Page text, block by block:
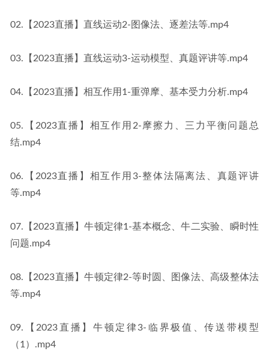
02.【2023直播】直线运动2-图像法、逐差法等.mp4
03.【2023直播】直线运动3-运动模型、真题评讲等.mp4
04.【2023直播】相互作用1-重弹摩、基本受力分析.mp4
05.【2023直播】相互作用2-摩擦力、三力平衡问题总
结.mp4
06.【2023直播】相互作用3-整体法隔离法、真题评讲
等.mp4
07.【2023直播】牛顿定律1-基本概念、牛二实验、瞬时性
问题.mp4
08.【2023直播】牛顿定律2-等时圆、图像法、高级整体法
等.mp4
09.【2023直播】牛顿定律3-临界极值、传送带模型
（1）.mp4